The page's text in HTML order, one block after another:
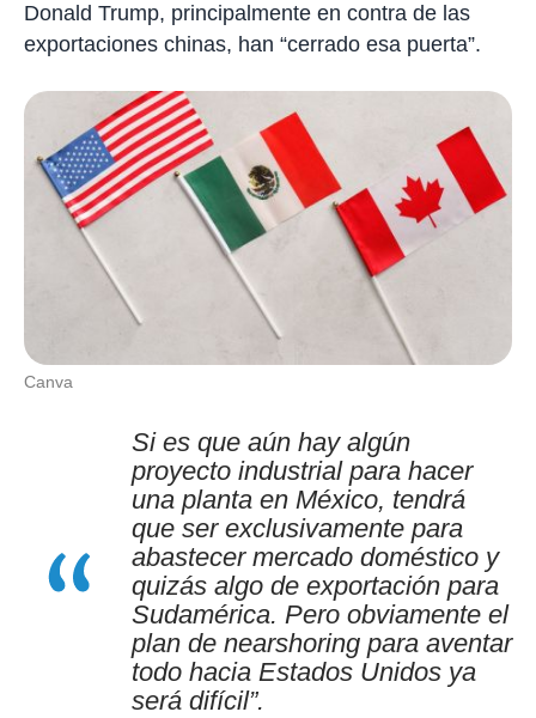
Donald Trump, principalmente en contra de las
exportaciones chinas, han “cerrado esa puerta”.
Canva
Si es que aún hay algún
proyecto industrial para hacer
una planta en México, tendrá
que ser exclusivamente para
abastecer mercado doméstico y
quizás algo de exportación para
Sudamérica. Pero obviamente el
plan de nearshoring para aventar
todo hacia Estados Unidos ya
será difícil”.